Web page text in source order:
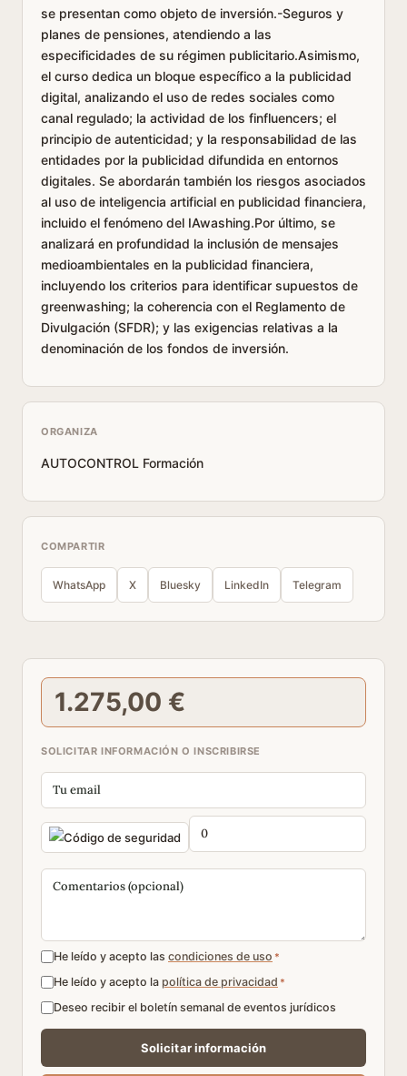
se presentan como objeto de inversión.-Seguros y
planes de pensiones, atendiendo a las
especificidades de su régimen publicitario.Asimismo,
el curso dedica un bloque específico a la publicidad
digital, analizando el uso de redes sociales como
canal regulado; la actividad de los finfluencers; el
principio de autenticidad; y la responsabilidad de las
entidades por la publicidad difundida en entornos
digitales. Se abordarán también los riesgos asociados
al uso de inteligencia artificial en publicidad financiera,
incluido el fenómeno del IAwashing.Por último, se
analizará en profundidad la inclusión de mensajes
medioambientales en la publicidad financiera,
incluyendo los criterios para identificar supuestos de
greenwashing; la coherencia con el Reglamento de
Divulgación (SFDR); y las exigencias relativas a la
denominación de los fondos de inversión.
ORGANIZA
AUTOCONTROL Formación
COMPARTIR
WhatsApp X Bluesky LinkedIn Telegram
1.275,00 €
SOLICITAR INFORMACIÓN O INSCRIBIRSE
He leído y acepto las condiciones de uso *
He leído y acepto la política de privacidad *
Deseo recibir el boletín semanal de eventos jurídicos